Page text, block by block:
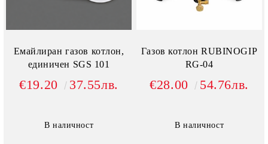
Емайлиран газов котлон,
единичен SGS 101
€19.20 37.55лв.
В наличност
Газов котлон RUBINOGIP
RG-04
€28.00 54.76лв.
В наличност